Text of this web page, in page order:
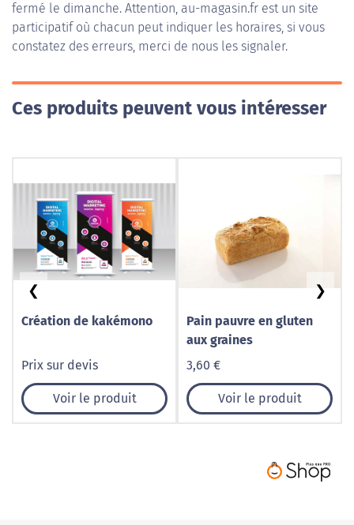
fermé le dimanche. Attention, au-magasin.fr est un site
participatif où chacun peut indiquer les horaires, si vous
constatez des erreurs, merci de nous les signaler.
Ces produits peuvent vous intéresser
Création de kakémono
Prix sur devis
Voir le produit
Pain pauvre en gluten
aux graines
3,60 €
Voir le produit
❮ ❯